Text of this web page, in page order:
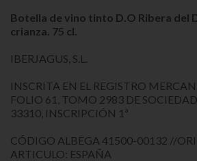
Botella de vino tinto D.O Ribera del
crianza. 75 cl.
IBERJAGUS, S.L.
INSCRITA EN EL REGISTRO
FOLIO 61, TOMO 2983 DE
33310, INSCRIPCIÓN 1ª
CÓDIGO ALBEGA 41500-00132 //
ARTICULO: ESPAÑA